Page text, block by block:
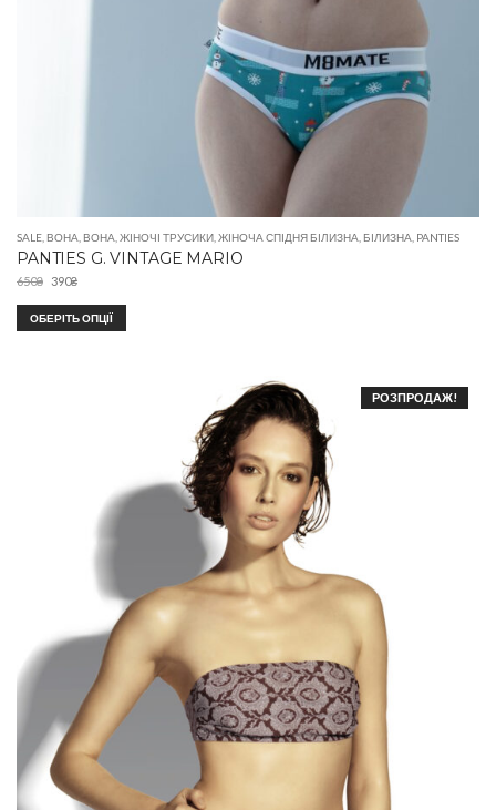
SALE,ВОНА,ВОНА,ЖІНОЧІ ТРУСИКИ,ЖІНОЧА СПІДНЯ БІЛИЗНА,БІЛИЗНА, PANTIES
PANTIES G. VINTAGE MARIO
650₴ 390₴
ОБЕРІТЬ ОПЦІЇ
РОЗПРОДАЖ!